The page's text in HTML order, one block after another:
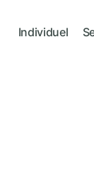
Individuel